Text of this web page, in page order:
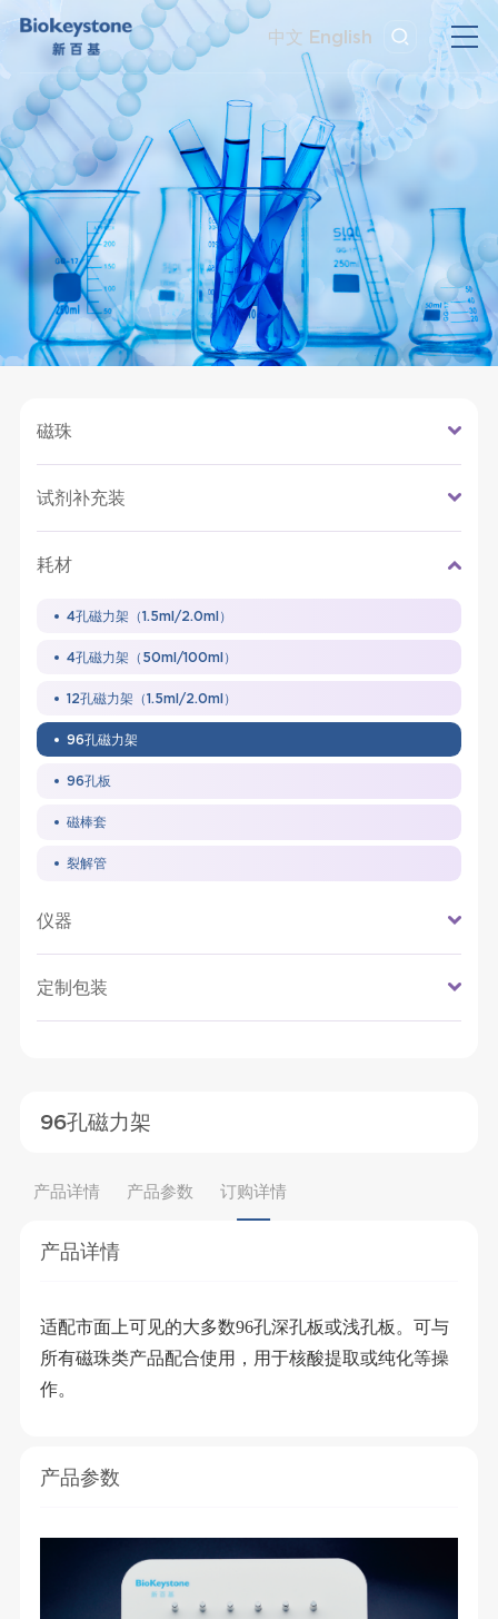
中文 English
磁珠
试剂补充装
耗材
4孔磁力架（1.5ml/2.0ml）
4孔磁力架（50ml/100ml）
12孔磁力架（1.5ml/2.0ml）
96孔磁力架
96孔板
磁棒套
裂解管
仪器
定制包装
96孔磁力架
产品详情 产品参数 订购详情
产品详情
适配市面上可见的大多数96孔深孔板或浅孔板。可与
所有磁珠类产品配合使用，用于核酸提取或纯化等操
作。
产品参数